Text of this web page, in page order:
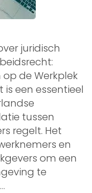
juridisch
de Werkplek
een essentieel
tussen
regelt. Het
en
om een
te